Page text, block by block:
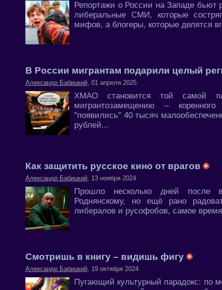
Репортажи о России на Западе бьют
либеральные СМИ, которые
мифов, а блогеры, которые делятся
В России мигрантам подарили целый
Александр Бабицкий, 01 апреля 2025
ХМАО становится той самой
мигрантозамещению –
"появились" 40 тысяч
рублей...
Как защитить русское кино от врагов
Александр Бабицкий, 13 ноября 2024
Прошло несколько дней после
Роднянскому, но ещё рано
либералов и русофобов, самое
Смотришь в книгу – видишь фигу
Александр Бабицкий, 19 октября 2024
Пугающий культурный парадокс: по